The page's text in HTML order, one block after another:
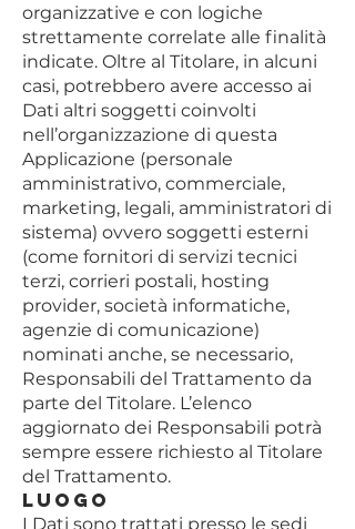
organizzative e con logiche
strettamente correlate alle finalità
indicate. Oltre al Titolare, in alcuni
casi, potrebbero avere accesso ai
Dati altri soggetti coinvolti
nell’organizzazione di questa
Applicazione (personale
amministrativo, commerciale,
marketing, legali, amministratori di
sistema) ovvero soggetti esterni
(come fornitori di servizi tecnici
terzi, corrieri postali, hosting
provider, società informatiche,
agenzie di comunicazione)
nominati anche, se necessario,
Responsabili del Trattamento da
parte del Titolare. L’elenco
aggiornato dei Responsabili potrà
sempre essere richiesto al Titolare
del Trattamento.
Luogo
I Dati sono trattati presso le sedi